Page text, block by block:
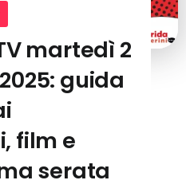
martedì 2
guida
film e
serata